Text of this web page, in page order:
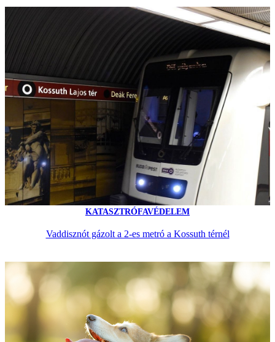
KATASZTRÓFAVÉDELEM
Vaddisznót gázolt a 2-es metró a Kossuth térnél